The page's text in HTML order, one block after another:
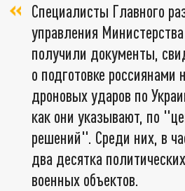
Специалисты Главного
управления
получили документы,
о подготовке россиянами
дроновых ударов по
как они указывают, по
решений". Среди них, в
два десятка
военных объектов.